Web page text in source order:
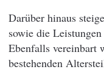
Darüber hinaus
sowie die
Ebenfalls vereinbart
bestehenden